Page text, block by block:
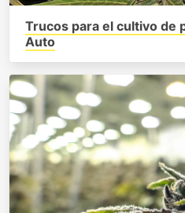
Trucos para el cultivo de
Auto